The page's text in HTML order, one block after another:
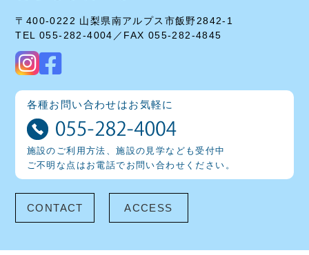
〒400-0222 山梨県南アルプス市飯野2842-1
TEL 055-282-4004／FAX 055-282-4845
各種お問い合わせはお気軽に
施設のご利用方法、施設の見学なども受付中
ご不明な点はお電話でお問い合わせください。
CONTACT ACCESS